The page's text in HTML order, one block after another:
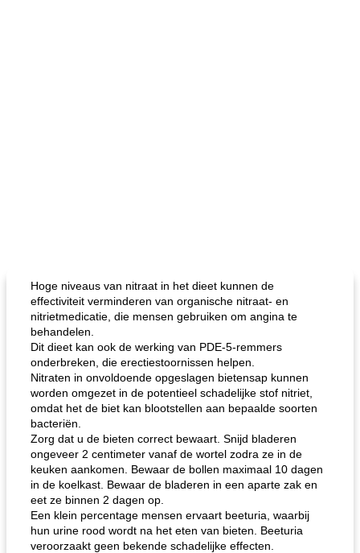
Hoge niveaus van nitraat in het dieet kunnen de
effectiviteit verminderen van organische nitraat- en
nitrietmedicatie, die mensen gebruiken om angina te
behandelen.
Dit dieet kan ook de werking van PDE-5-remmers
onderbreken, die erectiestoornissen helpen.
Nitraten in onvoldoende opgeslagen bietensap kunnen
worden omgezet in de potentieel schadelijke stof nitriet,
omdat het de biet kan blootstellen aan bepaalde soorten
bacteriën.
Zorg dat u de bieten correct bewaart. Snijd bladeren
ongeveer 2 centimeter vanaf de wortel zodra ze in de
keuken aankomen. Bewaar de bollen maximaal 10 dagen
in de koelkast. Bewaar de bladeren in een aparte zak en
eet ze binnen 2 dagen op.
Een klein percentage mensen ervaart beeturia, waarbij
hun urine rood wordt na het eten van bieten. Beeturia
veroorzaakt geen bekende schadelijke effecten.